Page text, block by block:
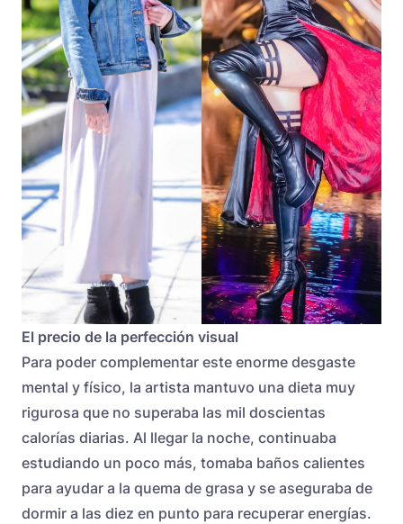
El precio de la perfección visual
Para poder complementar este enorme desgaste
mental y físico, la artista mantuvo una dieta muy
rigurosa que no superaba las mil doscientas
calorías diarias. Al llegar la noche, continuaba
estudiando un poco más, tomaba baños calientes
para ayudar a la quema de grasa y se aseguraba de
dormir a las diez en punto para recuperar energías.